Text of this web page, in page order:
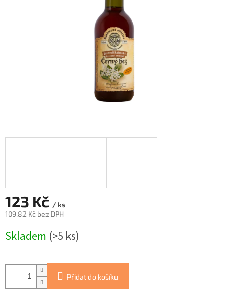
123 Kč / ks
109,82 Kč bez DPH
cena:
Skladem (>5 ks)
Přidat do košíku